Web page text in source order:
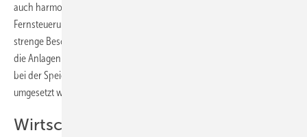
auch harmonisierte Standards für die Kommunikation und
Fernsteuerung der Anlagen umfassen. Bei der Fernsteuerung sollten
strenge Beschränkungen etabliert werden, damit niemand Unbefugter
die Anlagen einfach abschalten kann. Es sollten aber grundsätzlich
bei der Speicherung von Daten die strengen EU-Anforderungen
umgesetzt werden.
Wirtschaft und Klima schützen